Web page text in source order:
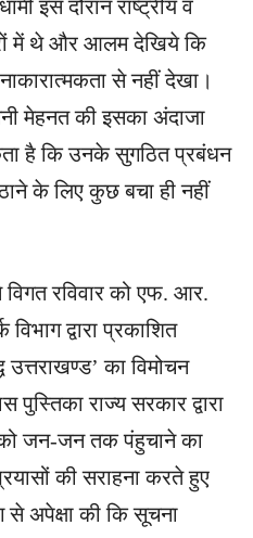
इस दौरान राष्ट्रीय व
में थे और आलम देखिये कि
से नहीं देखा।
मेहनत की इसका अंदाजा
है कि उनके सुगठित प्रबंधन
के लिए कुछ बचा ही नहीं
विगत रविवार को एफ. आर.
द्वारा प्रकाशित
का विमोचन
पुस्तिका राज्य सरकार द्वारा
को जन-जन तक पंहुचाने का
की सराहना करते हुए
से अपेक्षा की कि सूचना